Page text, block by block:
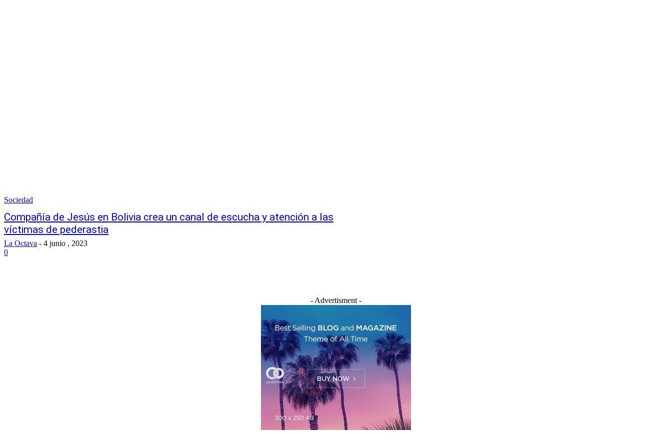
Sociedad
Compañía de Jesús en Bolivia crea un canal de escucha y atención a las
víctimas de pederastia
La Octava - 4 junio , 2023
0
- Advertisment -